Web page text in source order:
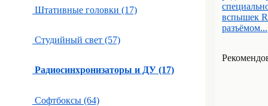
Штативные головки (17)
Студийный свет (57)
Радиосинхронизаторы и ДУ (17)
Софтбоксы (64)
вспышек
разъёмом...